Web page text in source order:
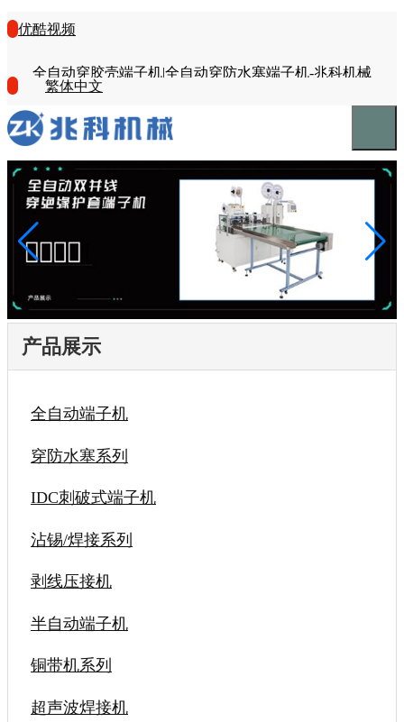
优酷视频
全自动穿胶壳端子机|全自动穿防水塞端子机-兆科机械
繁体中文
产品展示
全自动端子机
穿防水塞系列
IDC刺破式端子机
沾锡/焊接系列
剥线压接机
半自动端子机
铜带机系列
超声波焊接机